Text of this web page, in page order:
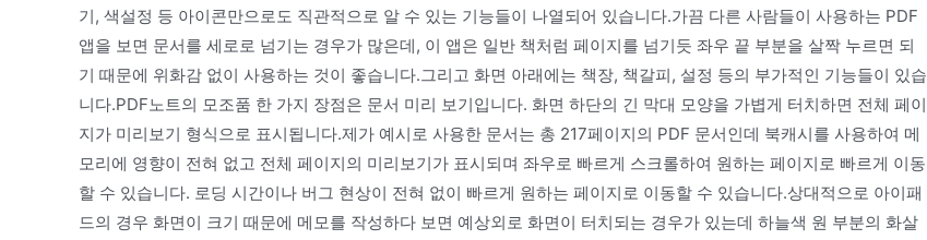
기, 색설정 등 아이콘만으로도 직관적으로 알 수 있는 기능들이 나열되어 있습니다.가끔 다른 사람들이 사용하는 PDF
앱을 보면 문서를 세로로 넘기는 경우가 많은데, 이 앱은 일반 책처럼 페이지를 넘기듯 좌우 끝 부분을 살짝 누르면 되
기 때문에 위화감 없이 사용하는 것이 좋습니다.그리고 화면 아래에는 책장, 책갈피, 설정 등의 부가적인 기능들이 있습
니다.PDF노트의 모조품 한 가지 장점은 문서 미리 보기입니다. 화면 하단의 긴 막대 모양을 가볍게 터치하면 전체 페이
지가 미리보기 형식으로 표시됩니다.제가 예시로 사용한 문서는 총 217페이지의 PDF 문서인데 북캐시를 사용하여 메
모리에 영향이 전혀 없고 전체 페이지의 미리보기가 표시되며 좌우로 빠르게 스크롤하여 원하는 페이지로 빠르게 이동
할 수 있습니다. 로딩 시간이나 버그 현상이 전혀 없이 빠르게 원하는 페이지로 이동할 수 있습니다.상대적으로 아이패
드의 경우 화면이 크기 때문에 메모를 작성하다 보면 예상외로 화면이 터치되는 경우가 있는데 하늘색 원 부분의 화살